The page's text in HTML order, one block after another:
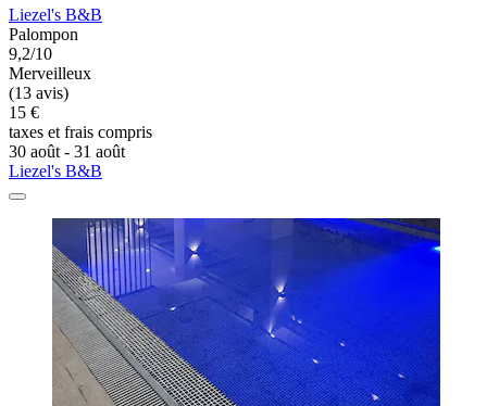
Liezel's B&B
Palompon
9,2/10
Merveilleux
(13 avis)
15 €
taxes et frais compris
30 août - 31 août
Liezel's B&B